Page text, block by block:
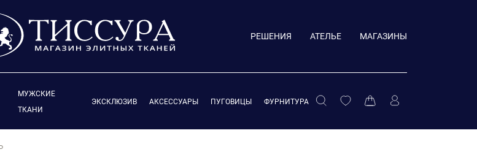
РЕШЕНИЯ АТЕЛЬЕ МАГАЗИНЫ
МУЖСКИЕ
ТКАНИ
ЭКСКЛЮЗИВ АКСЕССУАРЫ ПУГОВИЦЫ ФУРНИТУРА